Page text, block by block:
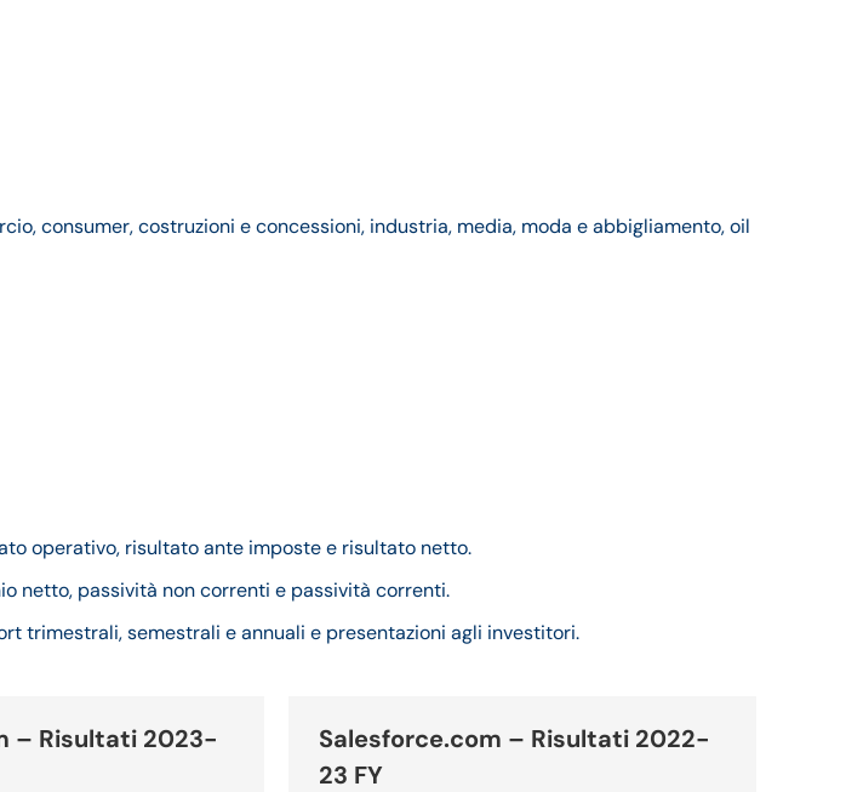
consumer, costruzioni e concessioni, industria, media, moda e abbigliamento, oil
operativo, risultato ante imposte e risultato netto.
netto, passività non correnti e passività correnti.
trimestrali, semestrali e annuali e presentazioni agli investitori.
– Risultati 2023-
Salesforce.com – Risultati 2022-
23 FY